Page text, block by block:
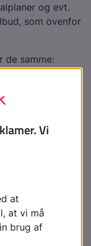
og evt.
som ovenfor
de samme:
af